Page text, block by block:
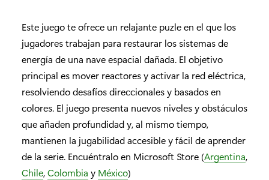
Este juego te ofrece un relajante puzle en el que los
jugadores trabajan para restaurar los sistemas de
energía de una nave espacial dañada. El objetivo
principal es mover reactores y activar la red eléctrica,
resolviendo desafíos direccionales y basados ​​en
colores. El juego presenta nuevos niveles y obstáculos
que añaden profundidad y, al mismo tiempo,
mantienen la jugabilidad accesible y fácil de aprender
de la serie. Encuéntralo en Microsoft Store (Argentina,
Chile,Colombia y México)